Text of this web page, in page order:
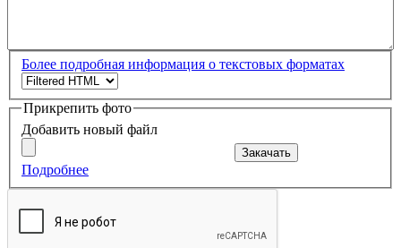
Более подробная информация о текстовых форматах
Прикрепить фото
Добавить новый файл
Закачать
Подробнее
Допустимые типы файлов: